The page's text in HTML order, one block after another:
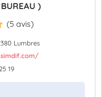
)
(5 avis)
Lumbres
19